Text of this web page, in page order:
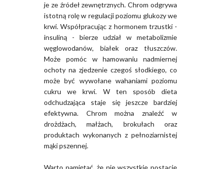
je ze źródeł zewnętrznych. Chrom odgrywa
istotną rolę w regulacji poziomu glukozy we
krwi. Współpracując z hormonem trzustki -
insuliną - bierze udział w metabolizmie
węglowodanów, białek oraz tłuszczów.
Może pomóc w hamowaniu nadmiernej
ochoty na zjedzenie czegoś słodkiego, co
może być wywołane wahaniami poziomu
cukru we krwi. W ten sposób dieta
odchudzająca staje się jeszcze bardziej
efektywna. Chrom można znaleźć w
drożdżach, małżach, brokułach oraz
produktach wykonanych z pełnoziarnistej
mąki pszennej.